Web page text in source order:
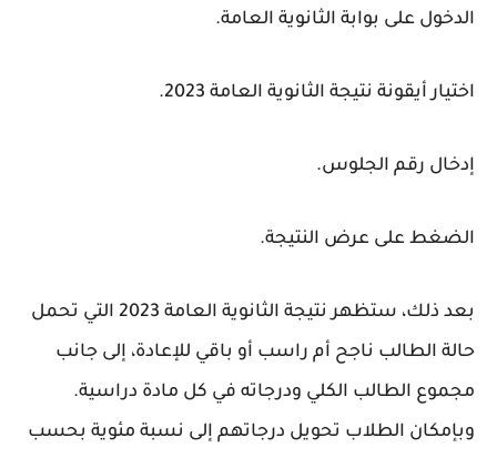
الدخول على بوابة الثانوية العامة.
اختيار أيقونة نتيجة الثانوية العامة 2023.
إدخال رقم الجلوس.
الضغط على عرض النتيجة.
بعد ذلك، ستظهر نتيجة الثانوية العامة 2023 التي تحمل
حالة الطالب ناجح أم راسب أو باقي للإعادة، إلى جانب
مجموع الطالب الكلي ودرجاته في كل مادة دراسية.
وبإمكان الطلاب تحويل درجاتهم إلى نسبة مئوية بحسب